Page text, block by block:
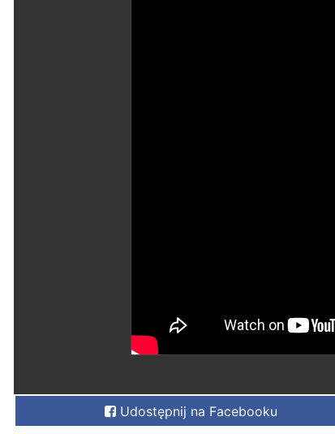
Udostępnij na Facebooku